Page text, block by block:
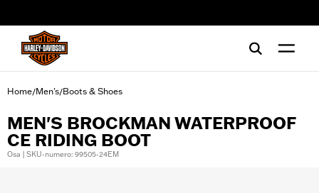
Home/Men's/Boots & Shoes
MEN'S BROCKMAN WATERPROOF
CE RIDING BOOT
Osa | SKU-numero: 99505-24EM